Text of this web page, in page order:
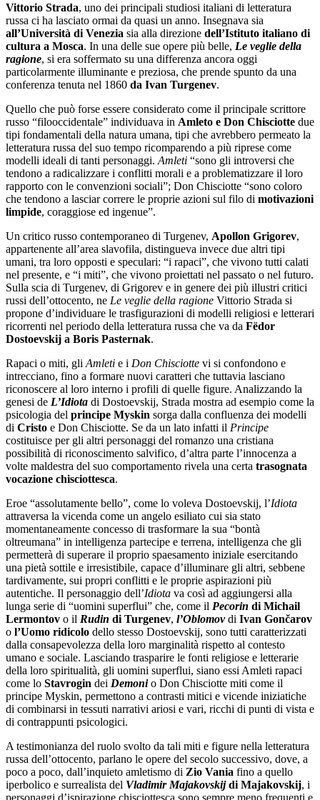
Vittorio Strada, uno dei principali studiosi italiani di letteratura
russa ci ha lasciato ormai da quasi un anno. Insegnava sia
all’Università di Venezia sia alla direzione dell’Istituto italiano di
cultura a Mosca. In una delle sue opere più belle, Le veglie della
ragione, si era soffermato su una differenza ancora oggi
particolarmente illuminante e preziosa, che prende spunto da una
conferenza tenuta nel 1860 da Ivan Turgenev.
Quello che può forse essere considerato come il principale scrittore
russo “filooccidentale” individuava in Amleto e Don Chisciotte due
tipi fondamentali della natura umana, tipi che avrebbero permeato la
letteratura russa del suo tempo ricomparendo a più riprese come
modelli ideali di tanti personaggi. Amleti “sono gli introversi che
tendono a radicalizzare i conflitti morali e a problematizzare il loro
rapporto con le convenzioni sociali”; Don Chisciotte “sono coloro
che tendono a lasciar correre le proprie azioni sul filo di motivazioni
limpide, coraggiose ed ingenue”.
Un critico russo contemporaneo di Turgenev, Apollon Grigorev,
appartenente all’area slavofila, distingueva invece due altri tipi
umani, tra loro opposti e speculari: “i rapaci”, che vivono tutti calati
nel presente, e “i miti”, che vivono proiettati nel passato o nel futuro.
Sulla scia di Turgenev, di Grigorev e in genere dei più illustri critici
russi dell’ottocento, ne Le veglie della ragione Vittorio Strada si
propone d’individuare le trasfigurazioni di modelli religiosi e letterari
ricorrenti nel periodo della letteratura russa che va da Fëdor
Dostoevskij a Boris Pasternak.
Rapaci o miti, gli Amleti e i Don Chisciotte vi si confondono e
intrecciano, fino a formare nuovi caratteri che tuttavia lasciano
riconoscere al loro interno i profili di quelle figure. Analizzando la
genesi de L’Idiota di Dostoevskij, Strada mostra ad esempio come la
psicologia del principe Myskin sorga dalla confluenza dei modelli
di Cristo e Don Chisciotte. Se da un lato infatti il Principe
costituisce per gli altri personaggi del romanzo una cristiana
possibilità di riconoscimento salvifico, d’altra parte l’innocenza a
volte maldestra del suo comportamento rivela una certa trasognata
vocazione chisciottesca.
Eroe “assolutamente bello”, come lo voleva Dostoevskij, l’Idiota
attraversa la vicenda come un angelo esiliato cui sia stato
momentaneamente concesso di trasformare la sua “bontà
oltreumana” in intelligenza partecipe e terrena, intelligenza che gli
permetterà di superare il proprio spaesamento iniziale esercitando
una pietà sottile e irresistibile, capace d’illuminare gli altri, sebbene
tardivamente, sui propri conflitti e le proprie aspirazioni più
autentiche. Il personaggio dell’Idiota va così ad aggiungersi alla
lunga serie di “uomini superflui” che, come il Pecorin di Michail
Lermontov o il Rudin di Turgenev, l’Oblomovdi Ivan Gončarov
o l’Uomo ridicolo dello stesso Dostoevskij, sono tutti caratterizzati
dalla consapevolezza della loro marginalità rispetto al contesto
umano e sociale. Lasciando trasparire le fonti religiose e letterarie
della loro spiritualità, gli uomini superflui, siano essi Amleti rapaci
come lo Stavrogin dei Demonio Don Chisciotte miti come il
principe Myskin, permettono a contrasti mitici e vicende iniziatiche
di combinarsi in tessuti narrativi ariosi e vari, ricchi di punti di vista e
di contrappunti psicologici.
A testimonianza del ruolo svolto da tali miti e figure nella letteratura
russa dell’ottocento, parlano le opere del secolo successivo, dove, a
poco a poco, dall’inquieto amletismo di Zio Vania fino a quello
iperbolico e surrealista del Vladimir Majakovskij di Majakovskij, i
personaggi d’ispirazione chisciottesca sono sempre meno frequenti e